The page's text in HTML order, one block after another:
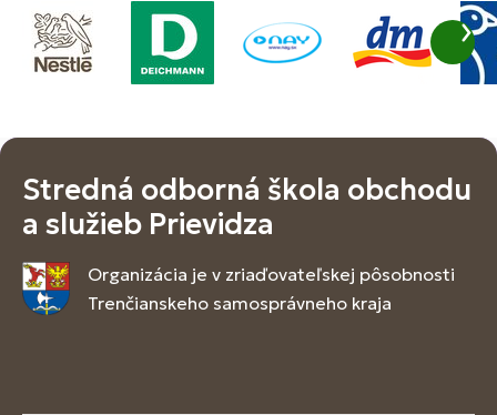
Stredná odborná škola obchodu
a služieb Prievidza
Organizácia je v zriaďovateľskej pôsobnosti
Trenčianskeho samosprávneho kraja